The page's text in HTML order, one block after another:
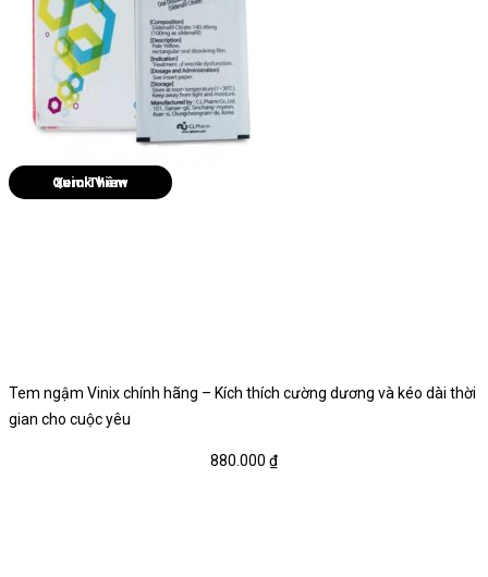
Quick View
Tem ngậm Vinix chính hãng – Kích thích cường dương và kéo dài thời
gian cho cuộc yêu
880.000 ₫